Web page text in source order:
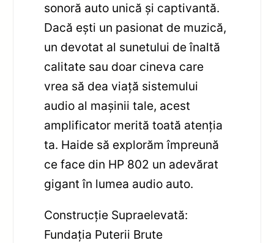
sonoră auto unică și captivantă.
Dacă ești un pasionat de muzică,
un devotat al sunetului de înaltă
calitate sau doar cineva care
vrea să dea viață sistemului
audio al mașinii tale, acest
amplificator merită toată atenția
ta. Haide să explorăm împreună
ce face din HP 802 un adevărat
gigant în lumea audio auto.
Construcție Supraelevată:
Fundația Puterii Brute